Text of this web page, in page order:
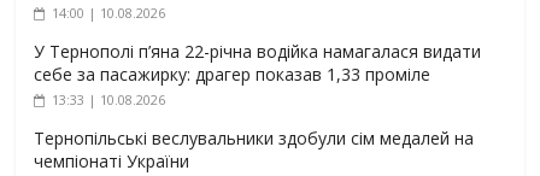
14:00 | 10.08.2026
У Тернополі п’яна 22-річна водійка намагалася видати
себе за пасажирку: драгер показав 1,33 проміле
13:33 | 10.08.2026
Тернопільські веслувальники здобули сім медалей на
чемпіонаті України